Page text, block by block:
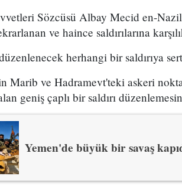
Sözcüsü Albay Mecid en-
ve haince saldırılarına
herhangi bir saldırıya
Marib ve Hadramevt'teki askeri
geniş çaplı bir saldırı
Yemen'de büyük bir savaş